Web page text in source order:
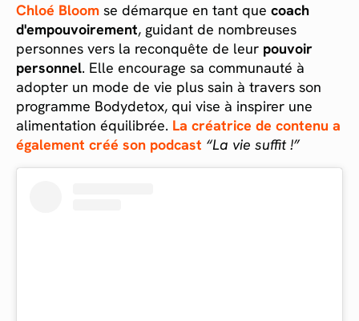
Chloé Bloom se démarque en tant que coach
d'empouvoirement, guidant de nombreuses
personnes vers la reconquête de leur pouvoir
personnel. Elle encourage sa communauté à
adopter un mode de vie plus sain à travers son
programme Bodydetox, qui vise à inspirer une
alimentation équilibrée. La créatrice de contenu a
également créé son podcast “La vie suffit !”